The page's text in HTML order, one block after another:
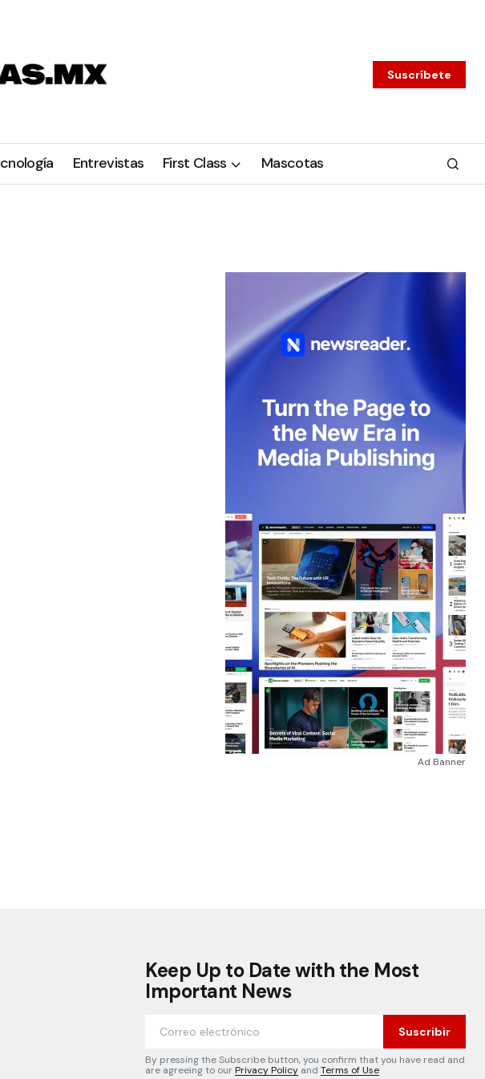
Suscríbete
Entrevistas First Class Mascotas
Ad Banner
Keep Up to Date with the Most
Important News
Suscribir
By pressing the Subscribe button, you confirm that you have read and
are agreeing to ourPrivacy Policy and Terms of Use